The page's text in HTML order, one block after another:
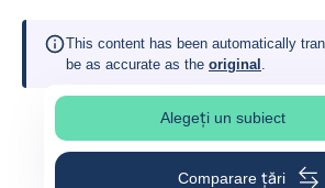
This content has been automatically
be as accurate as the original .
Alegeți un subiect
Select page
Comparare țări